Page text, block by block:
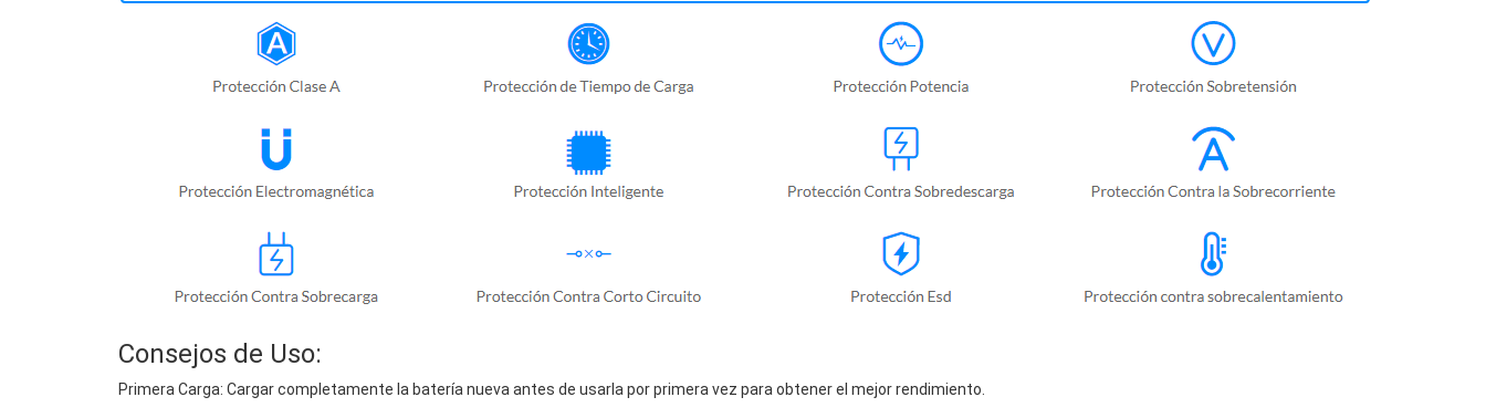
Consejos de Uso:
Primera Carga: Cargar completamente la batería nueva antes de usarla por primera vez para obtener el mejor rendimiento.